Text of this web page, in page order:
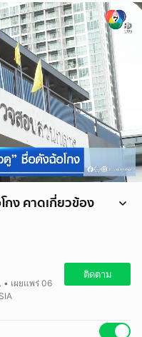
ง คาดเกี่ยวข้อง
• เผยแพร่ 06
ติดตาม